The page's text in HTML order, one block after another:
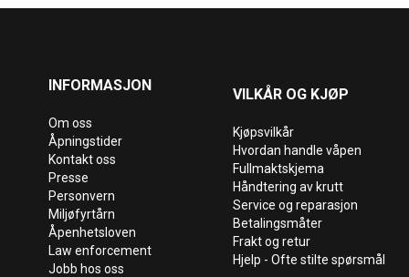
INFORMASJON
Om oss
Åpningstider
Kontakt oss
Presse
Personvern
Miljøfyrtårn
Åpenhetsloven
Law enforcement
Jobb hos oss
VILKÅR OG KJØP
Kjøpsvilkår
Hvordan handle våpen
Fullmaktskjema
Håndtering av krutt
Service og reparasjon
Betalingsmåter
Frakt og retur
Hjelp - Ofte stilte spørsmål